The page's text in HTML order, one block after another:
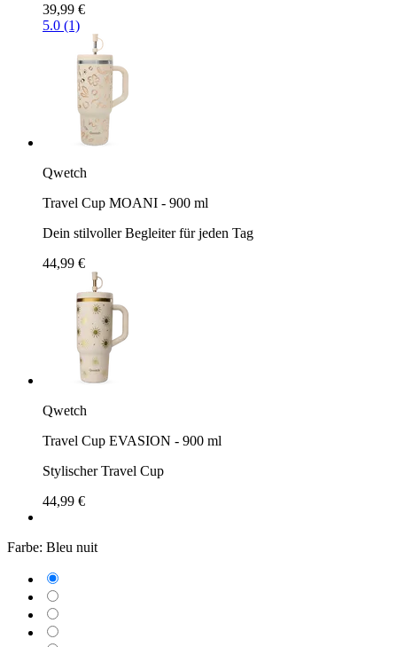
39,99 €
5.0 (1)
Qwetch
Travel Cup MOANI - 900 ml
Dein stilvoller Begleiter für jeden Tag
44,99 €
Qwetch
Travel Cup EVASION - 900 ml
Stylischer Travel Cup
44,99 €
Farbe: Bleu nuit